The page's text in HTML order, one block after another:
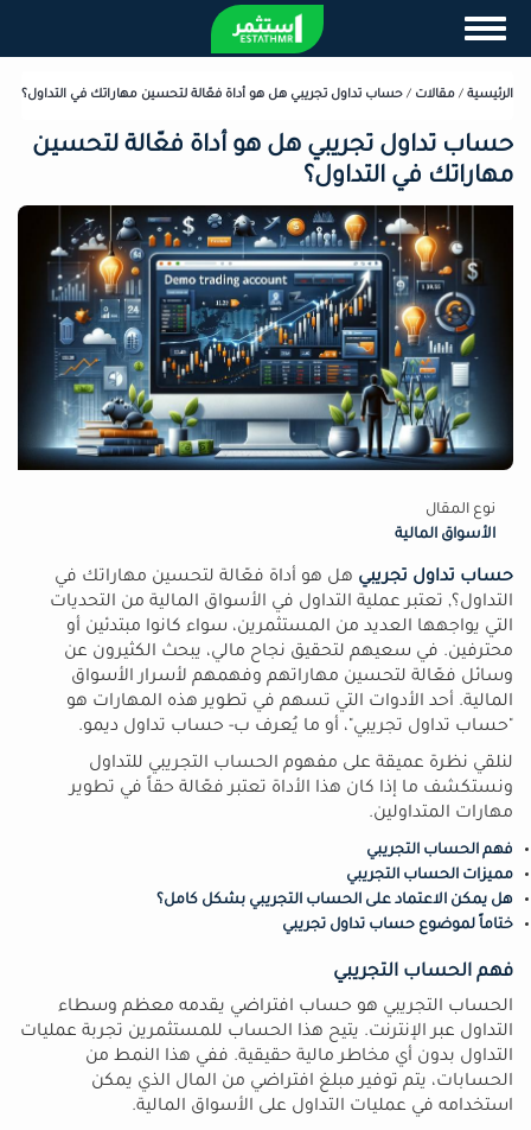
المحتوى
الرئيسي
Toggle navigation
الرئيسية / مقالات / حساب تداول تجريبي هل هو أداة فعّالة لتحسين مهاراتك في التداول؟
حساب تداول تجريبي هل هو أداة فعّالة لتحسين
مهاراتك في التداول؟
نوع المقال
الأسواق المالية
حساب تداول تجريبي هل هو أداة فعّالة لتحسين مهاراتك في
التداول؟, تعتبر عملية التداول في الأسواق المالية من التحديات
التي يواجهها العديد من المستثمرين، سواء كانوا مبتدئين أو
محترفين. في سعيهم لتحقيق نجاح مالي، يبحث الكثيرون عن
وسائل فعّالة لتحسين مهاراتهم وفهمهم لأسرار الأسواق
المالية. أحد الأدوات التي تسهم في تطوير هذه المهارات هو
"حساب تداول تجريبي"، أو ما يُعرف ب- حساب تداول ديمو.
لنلقي نظرة عميقة على مفهوم الحساب التجريبي للتداول
ونستكشف ما إذا كان هذا الأداة تعتبر فعّالة حقاً في تطوير
مهارات المتداولين.
فهم الحساب التجريبي
مميزات الحساب التجريبي
هل يمكن الاعتماد على الحساب التجريبي بشكل كامل؟
ختاماً لموضوع حساب تداول تجريبي
فهم الحساب التجريبي
الحساب التجريبي هو حساب افتراضي يقدمه معظم وسطاء
التداول عبر الإنترنت. يتيح هذا الحساب للمستثمرين تجربة عمليات
التداول بدون أي مخاطر مالية حقيقية. ففي هذا النمط من
الحسابات، يتم توفير مبلغ افتراضي من المال الذي يمكن
استخدامه في عمليات التداول على الأسواق المالية.